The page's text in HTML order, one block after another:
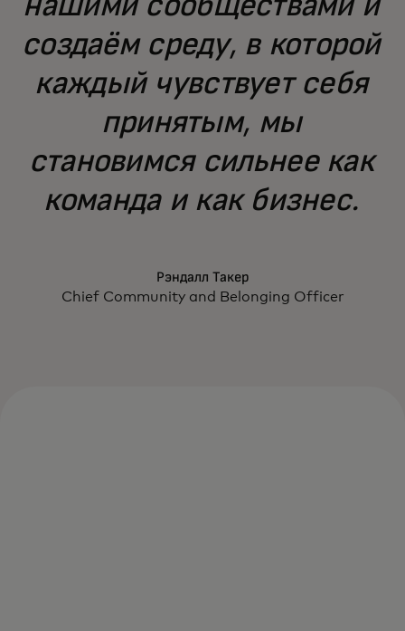
создаём среду, в которой
каждый чувствует себя
принятым, мы
становимся сильнее как
команда и как бизнес.
Рэндалл Такер
Chief Community and Belonging Officer